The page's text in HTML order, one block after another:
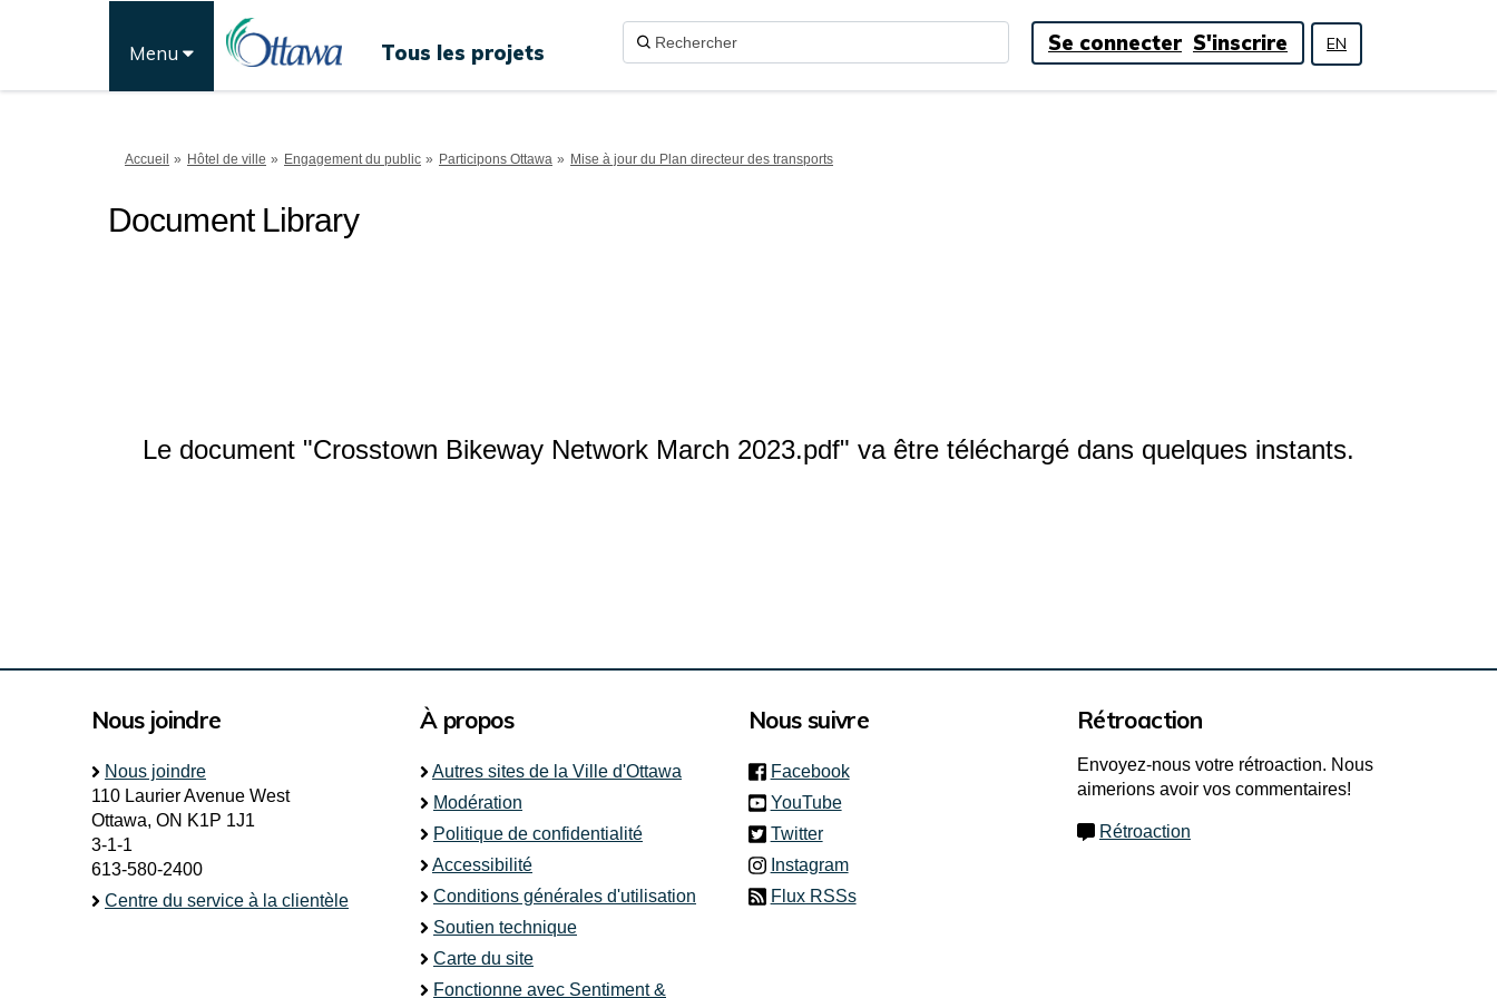
Menu EN
Tous les projets Se connecter S'inscrire
Vous êtes ici:
Accueil Hôtel de ville Engagement du public Participons Ottawa Mise à jour du Plan directeur des transports
Document Library
Le document "Crosstown Bikeway Network March 2023.pdf" va être téléchargé dans quelques instants.
Nous joindre
Nous joindre
110 Laurier Avenue West
Ottawa, ON K1P 1J1
3-1-1
613-580-2400
Centre du service à la clientèle
À propos
Autres sites de la Ville d'Ottawa
Modération
Politique de confidentialité
Accessibilité
Conditions générales d'utilisation
Soutien technique
Carte du site
Fonctionne avec Sentiment &
Nous suivre
Facebook(link is external)
YouTube
Twitter(link is external)
Instagram
Flux RSSs
Rétroaction
Envoyez-nous votre rétroaction. Nous
aimerions avoir vos commentaires!
Rétroaction